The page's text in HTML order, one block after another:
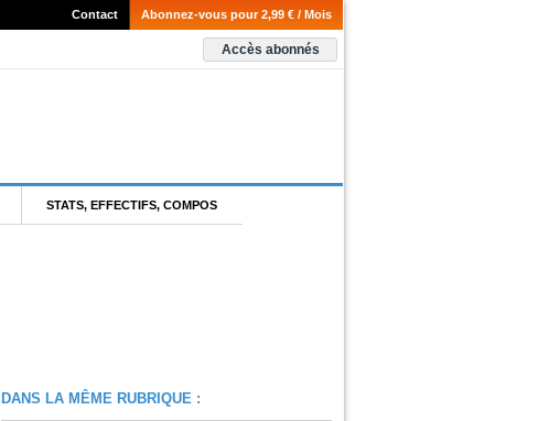
Abonnez-vous pour 2,99 € / Mois
Contact
Accès abonnés
STATS, EFFECTIFS, COMPOS
DANS LA MÊME RUBRIQUE :